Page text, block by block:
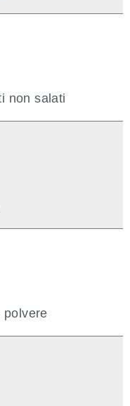
non salati
polvere